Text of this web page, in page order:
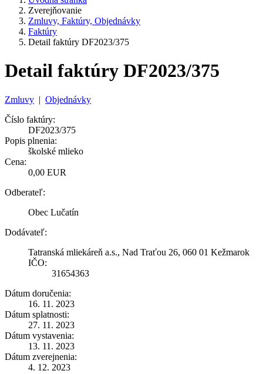
Zverejňovanie
Zmluvy, Faktúry, Objednávky
Faktúry
Detail faktúry DF2023/375
Detail faktúry DF2023/375
Zmluvy | Objednávky
Číslo faktúry:
DF2023/375
Popis plnenia:
školské mlieko
Cena:
0,00 EUR
Odberateľ:
Obec Lučatín
Dodávateľ:
Tatranská mliekáreň a.s., Nad Traťou 26, 060 01 Kežmarok
IČO:
31654363
Dátum doručenia:
16. 11. 2023
Dátum splatnosti:
27. 11. 2023
Dátum vystavenia:
13. 11. 2023
Dátum zverejnenia:
4. 12. 2023